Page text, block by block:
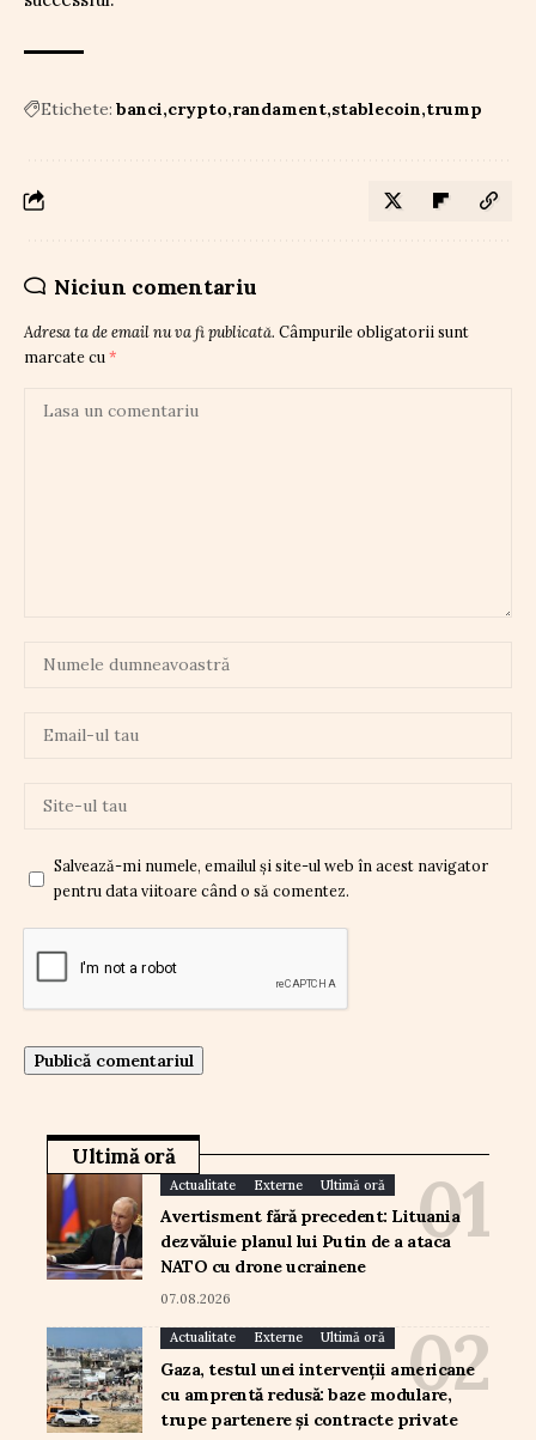
Etichete: banci crypto randament stablecoin trump
Niciun comentariu
Adresa ta de email nu va fi publicată. Câmpurile obligatorii sunt
marcate cu*
Salvează-mi numele, emailul și site-ul web în acest navigator
pentru data viitoare când o să comentez.
Ultimă oră
Actualitate Externe Ultimă oră
Avertisment fără precedent: Lituania
dezvăluie planul lui Putin de a ataca
NATO cu drone ucrainene
07.08.2026
Actualitate Externe Ultimă oră
Gaza, testul unei intervenții americane
cu amprentă redusă: baze modulare,
trupe partenere și contracte private